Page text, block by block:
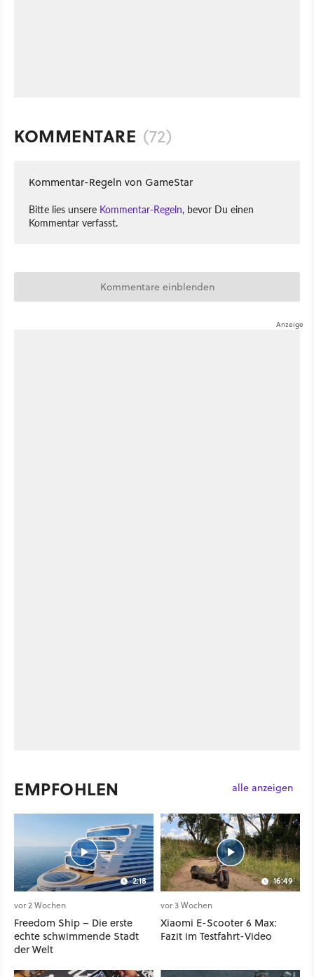
KOMMENTARE (72)
Kommentar-Regeln von GameStar
Bitte lies unsere Kommentar-Regeln, bevor Du einen
Kommentar verfasst.
Kommentare einblenden
EMPFOHLEN alle anzeigen
2:18
vor 2 Wochen
Freedom Ship – Die erste
echte schwimmende Stadt
der Welt
16:49
vor 3 Wochen
Xiaomi E-Scooter 6 Max:
Fazit im Testfahrt-Video